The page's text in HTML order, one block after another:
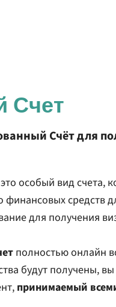
Счет
Счёт для
особый вид счета,
финансовых средств
для получения
полностью онлайн
будут получены,
принимаемый